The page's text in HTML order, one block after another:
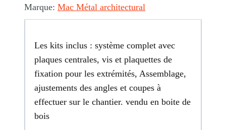
Style
farmhouse
bois
Marque: Mac Métal architectural
Les kits inclus : système complet avec
plaques centrales, vis et plaquettes de
fixation pour les extrémités, Assemblage,
ajustements des angles et coupes à
effectuer sur le chantier. vendu en boite de
bois